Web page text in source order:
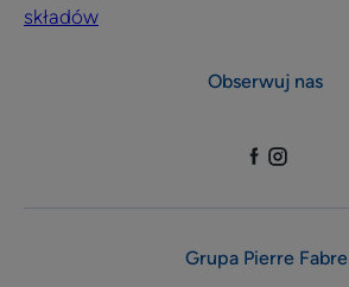
składów
Obserwuj nas
Grupa Pierre Fabre